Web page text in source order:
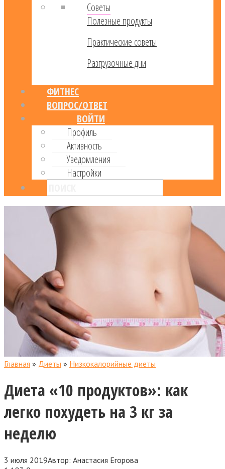
Советы
Полезные продукты
Практические советы
Разгрузочные дни
ФИТНЕС
ВОПРОС/ОТВЕТ
ВОЙТИ
Профиль
Активность
Уведомления
Настройки
Главная » Диеты » Низкокалорийные диеты
Диета «10 продуктов»: как
легко похудеть на 3 кг за
неделю
3 июля 2019Автор: Анастасия Егорова